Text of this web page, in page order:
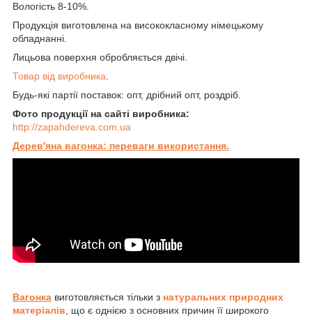
Вологість 8-10%.
Продукція виготовлена на висококласному німецькому
обладнанні.
Лицьова поверхня обробляється двічі.
Товар від виробника
Будь-які партії поставок: опт, дрібний опт, роздріб.
Фото продукції на сайті виробника:
http://zapahdereva.com.ua
Дерев'яна вагонка: переваги використання.
Вагонка виготовляється тільки з натуральних природних
матеріалів , що є однією з основних причин її широкого